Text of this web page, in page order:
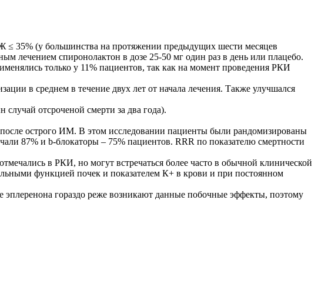
35% (у большинства на протяжении предыдущих шести месяцев
лечением спиронолактон в дозе 25-50 мг один раз в день или плацебо.
только у 11% пациентов, так как на момент проведения РКИ
в среднем в течение двух лет от начала лечения. Также улучшался
отсроченой смерти за два года).
острого ИМ. В этом исследовании пациенты были рандомизированы
87% и b-блокаторы – 75% пациентов. RRR по показателю смертности
в РКИ, но могут встречаться более часто в обычной клинической
функцией почек и показателем К+ в крови и при постоянном
гораздо реже возникают данные побочные эффекты, поэтому